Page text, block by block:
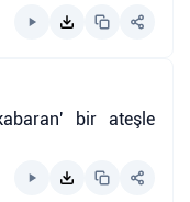
bir ateşle